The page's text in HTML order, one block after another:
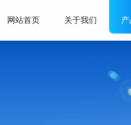
网站首页 关于我们